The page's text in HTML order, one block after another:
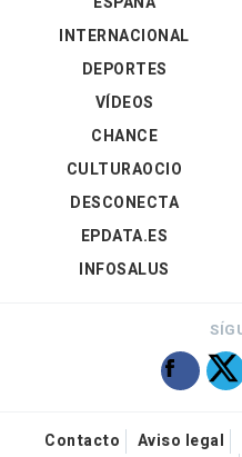
INTERNACIONAL
DEPORTES
VÍDEOS
CHANCE
CULTURAOCIO
DESCONECTA
EPDATA.ES
INFOSALUS
Contacto Aviso legal